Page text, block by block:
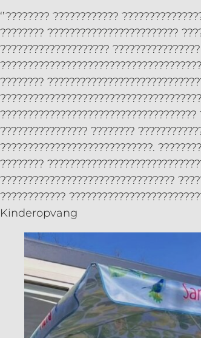
‘’???????? ????????????
???????? ????????????????????????
????????????????????
????????
???????????????? ????????
????????????????????????????.
????????
????????????????????????????????
????????????
Kinderopvang